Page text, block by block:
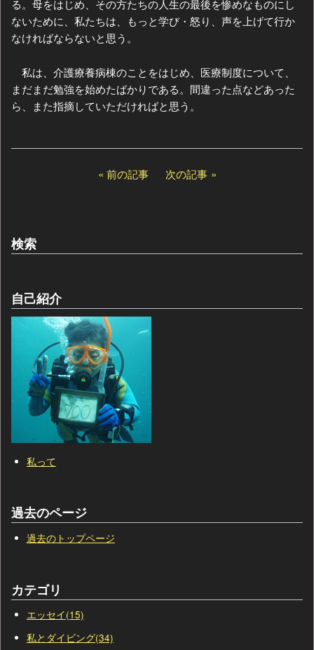
る。母をはじめ、その方たちの人生の最後を惨めなものにし
ないために、私たちは、もっと学び・怒り、声を上げて行か
なければならないと思う。
私は、介護療養病棟のことをはじめ、医療制度について、
まだまだ勉強を始めたばかりである。間違った点などあった
ら、また指摘していただければと思う。
前の記事 次の記事
検索
自己紹介
私って
過去のページ
過去のトップページ
カテゴリ
エッセイ(15)
私とダイビング(34)